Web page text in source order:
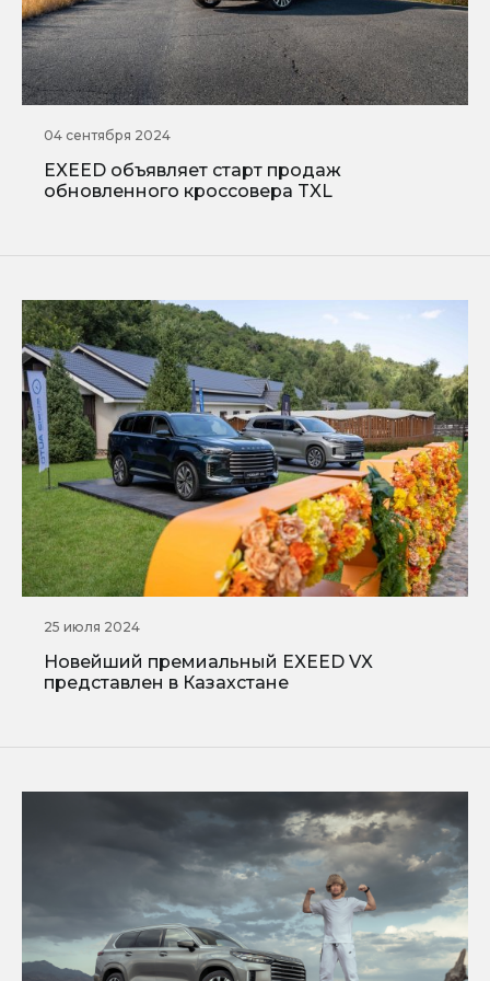
04 сентября 2024
EXEED объявляет старт продаж
обновленного кроссовера TXL
25 июля 2024
Новейший премиальный EXEED VX
представлен в Казахстане